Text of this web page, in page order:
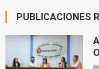
PUBLICACIONES